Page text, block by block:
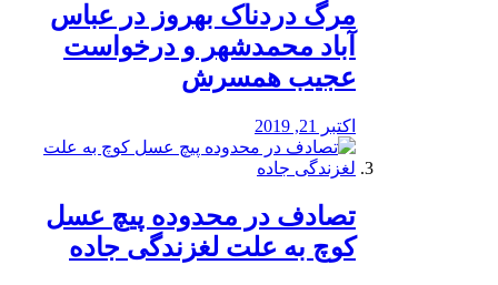
مرگ دردناک بهروز در عباس
آباد محمدشهر و درخواست
عجیب همسرش
اکتبر 21, 2019
تصادف در محدوده پیچ عسل
کوچ به علت لغزندگی جاده